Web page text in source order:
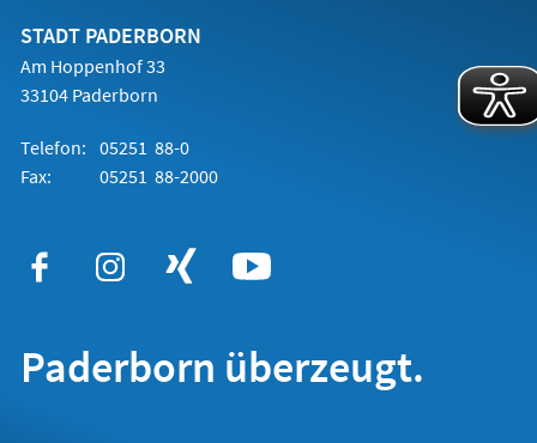
STADT PADERBORN
Am Hoppenhof 33
33104 Paderborn
Telefon: 05251 88-0
Fax:
05251 88-2000
Paderborn überzeugt.